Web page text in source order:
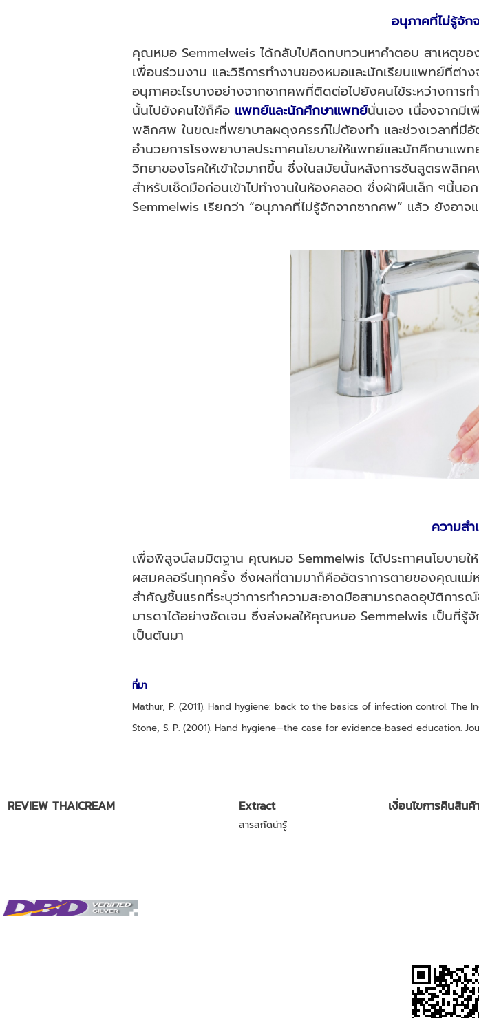
อนุภาคที่ไม่รู้จัก
คุณหมอ Semmelweis ได้กลับไปคิดทบทวนหาคำตอบ สาเหตุข
เพื่อนร่วมงาน และวิธีการทำงานของหมอและนักเรียนแพทย์ที่ต่
อนุภาคอะไรบางอย่างจากซากศพที่ติดต่อไปยังคนไข้ระหว่างการ
นั้นไปยังคนไข้ก็คือ แพทย์และนักศึกษาแพทย์นั่นเอง เนื่องจากมี
พลิกศพ ในขณะที่พยาบาลผดุงครรภ์ไม่ต้องทำ และช่วงเวลาที่
อำนวยการโรงพยาบาลประกาศนโยบายให้แพทย์และนักศึกษา
วิทยาของโรคให้เข้าใจมากขึ้น ซึ่งในสมัยนั้นหลังการชันสูตรพลิก
สำหรับเช็ดมือก่อนเข้าไปทำงานในห้องคลอด ซึ่งผ้าผืนเล็ก ๆนี้น
Semmelwis เรียกว่า “อนุภาคที่ไม่รู้จักจากซากศพ” แล้ว ยังอา
ความสำ
เพื่อพิสูจน์สมมิตฐาน คุณหมอ Semmelwis ได้ประกาศนโยบา
ผสมคลอรีนทุกครั้ง ซึ่งผลที่ตามมาก็คืออัตราการตายของคุณแม่
สำคัญชิ้นแรกที่ระบุว่าการทำความสะอาดมือสามารถลดอุบัติการ
มารดาได้อย่างชัดเจน ซึ่งส่งผลให้คุณหมอ Semmelwis เป็นที่รู้จั
เป็นต้นมา
ที่มา
Mathur, P. (2011). Hand hygiene: back to the basics of infection control. The
Stone, S. P. (2001). Hand hygiene—the case for evidence-based education.
REVIEW THAICREAM Extract
สารสกัดน่ารู้
เงื่อนไขการคืนสินค้า